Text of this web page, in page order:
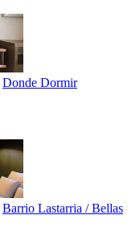
Donde Dormir
Barrio Lastarria / Bellas